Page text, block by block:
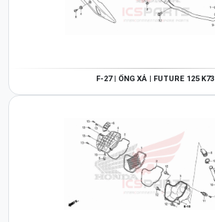
F-27 | ỐNG XẢ | FUTURE 125 K73